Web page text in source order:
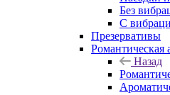
Без
С
Презервативы
Романтическая
Назад